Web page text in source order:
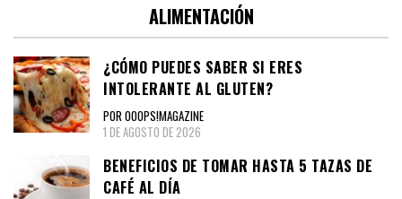
ALIMENTACIÓN
¿CÓMO PUEDES SABER SI ERES
INTOLERANTE AL GLUTEN?
POR OOOPS!MAGAZINE
1 DE AGOSTO DE 2026
BENEFICIOS DE TOMAR HASTA 5 TAZAS DE
CAFÉ AL DÍA